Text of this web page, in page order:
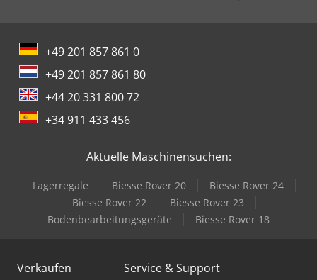
fach  Automatische Zentralschmierung  Adaptive
Analysepaket  Schwenkeinrichtung Spritzaggregat Die
Maschine steht in unserem Werk am Standort Parsdorf
und ist kurzfristig verfügbar. Weitere Zusatzoptionen
können auf Anfrage gerne angeboten werden. Wir freuen
+49 201 857 861 0
+49 201 857 861 80
+44 20 331 800 72
+34 911 433 456
Aktuelle Maschinensuchen:
Lagerregale Biesse Rover 20
Biesse Rover 24
Biesse Rover 22
Biesse Rover 23
Bodenbearbeitungsgeräte
Biesse Rover 18
Verkaufen Service & Support